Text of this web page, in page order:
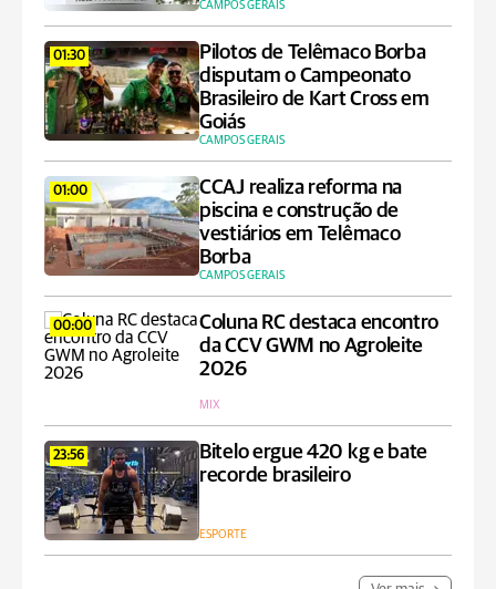
CAMPOS GERAIS
01:30
Pilotos de Telêmaco Borba
disputam o Campeonato
Brasileiro de Kart Cross em
Goiás
CAMPOS GERAIS
01:00
CCAJ realiza reforma na
piscina e construção de
vestiários em Telêmaco
Borba
CAMPOS GERAIS
00:00
Coluna RC destaca encontro
da CCV GWM no Agroleite
2026
MIX
23:56
Bitelo ergue 420 kg e bate
recorde brasileiro
ESPORTE